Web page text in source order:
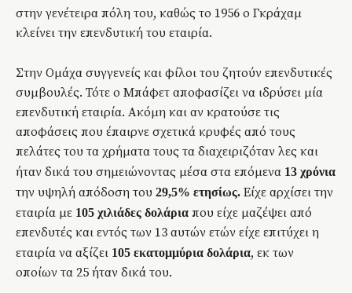
στην γενέτειρα πόλη του, καθώς το 1956 ο Γκράχαμ
κλείνει την επενδυτική του εταιρία.
Στην Ομάχα συγγενείς και φίλοι του ζητούν επενδυτικές
συμβουλές. Τότε ο Μπάφετ αποφασίζει να ιδρύσει μία
επενδυτική εταιρία. Ακόμη και αν κρατούσε τις
αποφάσεις που έπαιρνε σχετικά κρυφές από τους
πελάτες του τα χρήματα τους τα διαχειριζόταν λες και
ήταν δικά του σημειώνοντας μέσα στα επόμενα 13 χρόνια
την υψηλή απόδοση του 29,5% ετησίως. Είχε αρχίσει την
εταιρία με 105 χιλιάδες δολάρια που είχε μαζέψει από
επενδυτές και εντός των 13 αυτών ετών είχε επιτύχει η
εταιρία να αξίζει 105 εκατομμύρια δολάρια, εκ των
οποίων τα 25 ήταν δικά του.